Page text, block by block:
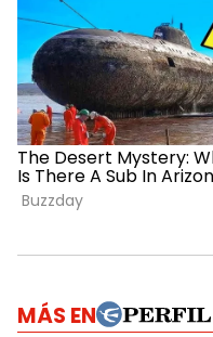
MÁS EN